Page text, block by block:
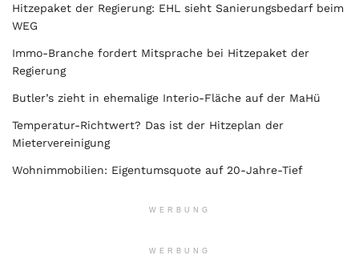
Hitzepaket der Regierung: EHL sieht Sanierungsbedarf beim
WEG
Immo-Branche fordert Mitsprache bei Hitzepaket der
Regierung
Butler’s zieht in ehemalige Interio-Fläche auf der MaHü
Temperatur-Richtwert? Das ist der Hitzeplan der
Mietervereinigung
Wohnimmobilien: Eigentumsquote auf 20-Jahre-Tief
WERBUNG
WERBUNG